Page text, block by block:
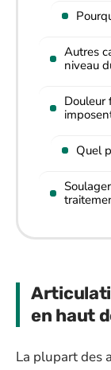
Autres
niveau
Douleur
Quel
en haut
La plupart des